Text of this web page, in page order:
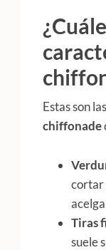
Estas son las
chiffonade
cortar
Tiras
suele